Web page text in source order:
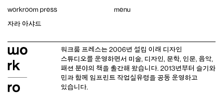
content
workroom press menu
자라 아샤드
워크룸 프레스는 2006년 설립 이래 디자인
스튜디오를 운영하면서 미술, 디자인, 문학, 인문, 음악,
패션 분야의 책을 출간해 왔습니다. 2013년부터 슬기와
민과 함께 임프린트 작업실유령을 공동 운영하고
있습니다.